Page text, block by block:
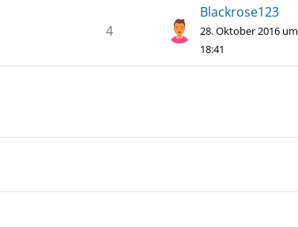
4
Blackrose123
28. Oktober 2016 um
18:41